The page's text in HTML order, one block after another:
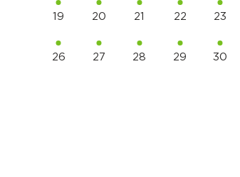
19 20 21 22 23
26 27 28 29 30